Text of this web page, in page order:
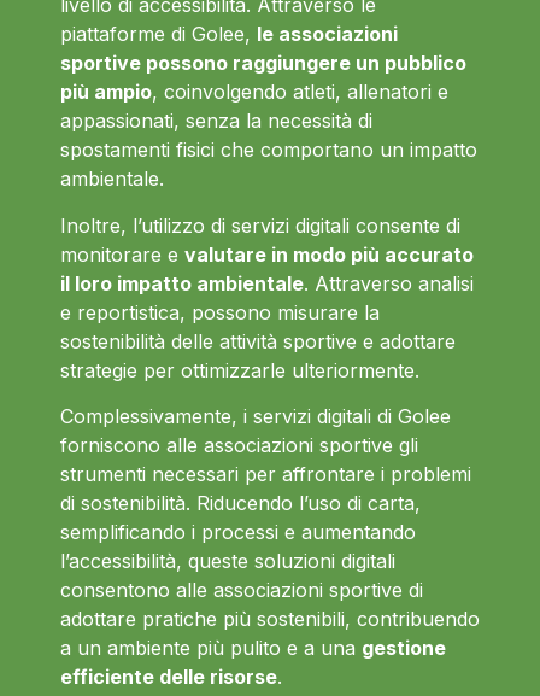
livello di accessibilità. Attraverso le
piattaforme di Golee, le associazioni
sportive possono raggiungere un pubblico
più ampio, coinvolgendo atleti, allenatori e
appassionati, senza la necessità di
spostamenti fisici che comportano un impatto
ambientale.
Inoltre, l’utilizzo di servizi digitali consente di
monitorare e valutare in modo più accurato
il loro impatto ambientale. Attraverso analisi
e reportistica, possono misurare la
sostenibilità delle attività sportive e adottare
strategie per ottimizzarle ulteriormente.
Complessivamente, i servizi digitali di Golee
forniscono alle associazioni sportive gli
strumenti necessari per affrontare i problemi
di sostenibilità. Riducendo l’uso di carta,
semplificando i processi e aumentando
l’accessibilità, queste soluzioni digitali
consentono alle associazioni sportive di
adottare pratiche più sostenibili, contribuendo
a un ambiente più pulito e a una gestione
efficiente delle risorse.